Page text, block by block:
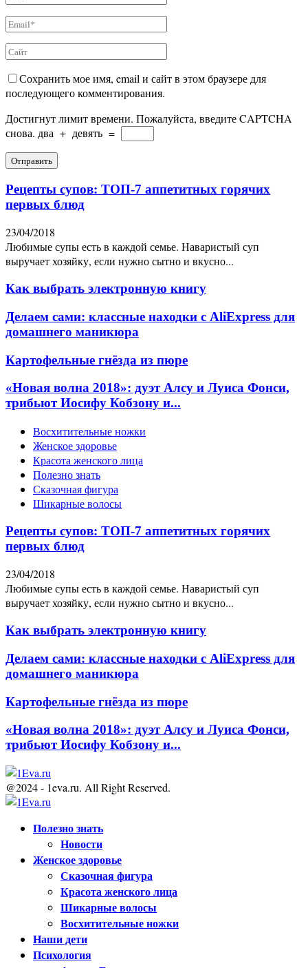
Сохранить мое имя, email и сайт в этом браузере для
последующего комментирования.
Достигнут лимит времени. Пожалуйста, введите CAPTCHA
снова. два + девять =
Рецепты супов: ТОП-7 аппетитных горячих
первых блюд
23/04/2018
Любимые супы есть в каждой семье. Наваристый суп
выручает хозяйку, если нужно сытно и вкусно...
Как выбрать электронную книгу
Делаем сами: классные находки с AliExpress для
домашнего маникюра
Картофельные гнёзда из пюре
«Новая волна 2018»: дуэт Алсу и Луиса Фонси,
трибьют Иосифу Кобзону и...
Восхитительные ножки
Женское здоровье
Красота женского лица
Полезно знать
Сказочная фигура
Шикарные волосы
Рецепты супов: ТОП-7 аппетитных горячих
первых блюд
23/04/2018
Любимые супы есть в каждой семье. Наваристый суп
выручает хозяйку, если нужно сытно и вкусно...
Как выбрать электронную книгу
Делаем сами: классные находки с AliExpress для
домашнего маникюра
Картофельные гнёзда из пюре
«Новая волна 2018»: дуэт Алсу и Луиса Фонси,
трибьют Иосифу Кобзону и...
@2024 - 1eva.ru. All Right Reserved.
Полезно знать
Новости
Женское здоровье
Сказочная фигура
Красота женского лица
Шикарные волосы
Восхитительные ножки
Наши дети
Психология